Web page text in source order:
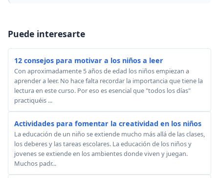
Puede interesarte
12 consejos para motivar a los niños a leer
Con aproximadamente 5 años de edad los niños empiezan a
aprender a leer. No hace falta recordar la importancia que tiene la
lectura en este curso. Por eso es esencial que "todos los días"
practiquéis ...
Actividades para fomentar la creatividad en los niños
La educación de un niño se extiende mucho más allá de las clases,
los deberes y las tareas escolares. La educación de los niños y
jovenes se extiende en los ambientes donde viven y juegan.
Muchos padr...